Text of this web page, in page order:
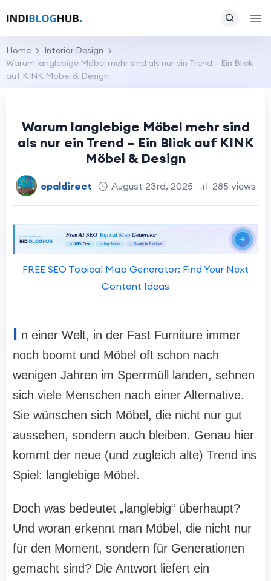
Home
Interior Design
Warum langlebige Möbel mehr sind als nur ein Trend – Ein Blick
auf KINK Möbel & Design
Warum langlebige Möbel mehr sind
als nur ein Trend – Ein Blick auf KINK
Möbel & Design
opaldirect August 23rd, 2025 285 views
FREE SEO Topical Map Generator: Find Your Next
Content Ideas
I n einer Welt, in der Fast Furniture immer
noch boomt und Möbel oft schon nach
wenigen Jahren im Sperrmüll landen, sehnen
sich viele Menschen nach einer Alternative.
Sie wünschen sich Möbel, die nicht nur gut
aussehen, sondern auch bleiben. Genau hier
kommt der neue (und zugleich alte) Trend ins
Spiel: langlebige Möbel.
Doch was bedeutet „langlebig“ überhaupt?
Und woran erkennt man Möbel, die nicht nur
für den Moment, sondern für Generationen
gemacht sind? Die Antwort liefert ein